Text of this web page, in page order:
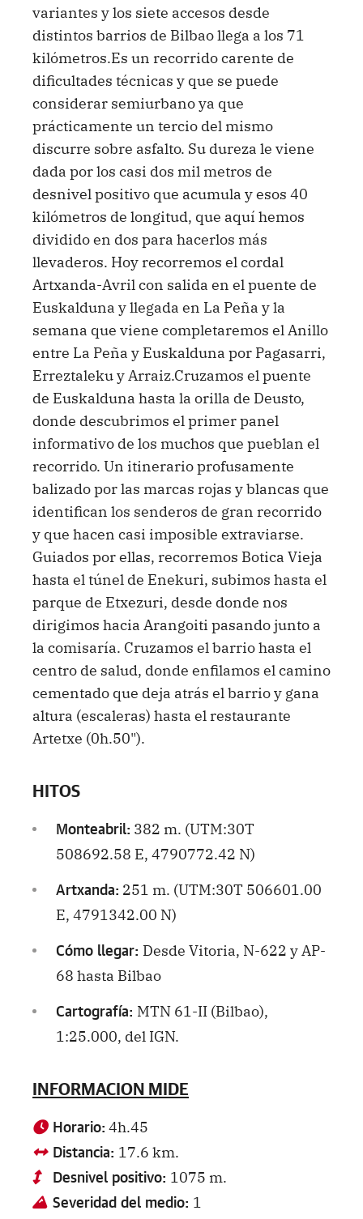
variantes y los siete accesos desde
distintos barrios de Bilbao llega a los 71
kilómetros.Es un recorrido carente de
dificultades técnicas y que se puede
considerar semiurbano ya que
prácticamente un tercio del mismo
discurre sobre asfalto. Su dureza le viene
dada por los casi dos mil metros de
desnivel positivo que acumula y esos 40
kilómetros de longitud, que aquí hemos
dividido en dos para hacerlos más
llevaderos. Hoy recorremos el cordal
Artxanda-Avril con salida en el puente de
Euskalduna y llegada en La Peña y la
semana que viene completaremos el Anillo
entre La Peña y Euskalduna por Pagasarri,
Erreztaleku y Arraiz.Cruzamos el puente
de Euskalduna hasta la orilla de Deusto,
donde descubrimos el primer panel
informativo de los muchos que pueblan el
recorrido. Un itinerario profusamente
balizado por las marcas rojas y blancas que
identifican los senderos de gran recorrido
y que hacen casi imposible extraviarse.
Guiados por ellas, recorremos Botica Vieja
hasta el túnel de Enekuri, subimos hasta el
parque de Etxezuri, desde donde nos
dirigimos hacia Arangoiti pasando junto a
la comisaría. Cruzamos el barrio hasta el
centro de salud, donde enfilamos el camino
cementado que deja atrás el barrio y gana
altura (escaleras) hasta el restaurante
Artetxe (0h.50").
HITOS
Monteabril: 382 m. (UTM:30T
508692.58 E, 4790772.42 N)
Artxanda: 251 m. (UTM:30T 506601.00
E, 4791342.00 N)
Cómo llegar: Desde Vitoria, N-622 y AP-
68 hasta Bilbao
Cartografía: MTN 61-II (Bilbao),
1:25.000, del IGN.
INFORMACION MIDE
Horario: 4h.45
Distancia: 17.6 km.
Desnivel positivo: 1075 m.
Severidad del medio: 1